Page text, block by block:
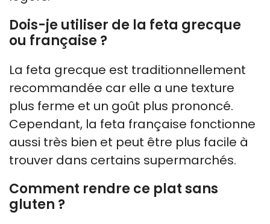
Dois-je utiliser de la feta grecque
ou française ?
La feta grecque est traditionnellement
recommandée car elle a une texture
plus ferme et un goût plus prononcé.
Cependant, la feta française fonctionne
aussi très bien et peut être plus facile à
trouver dans certains supermarchés.
Comment rendre ce plat sans
gluten ?